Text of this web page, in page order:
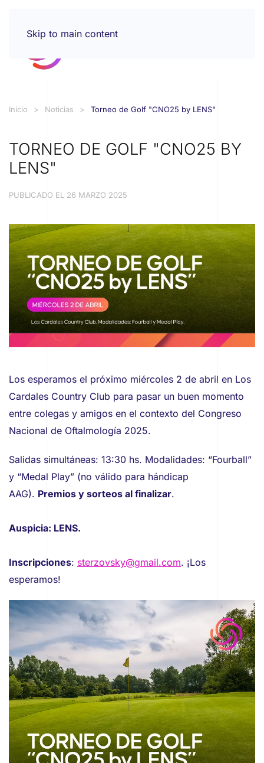
Skip to main content
Inicio Noticias Torneo de Golf "CNO25 by LENS"
TORNEO DE GOLF "CNO25 BY
LENS"
PUBLICADO EL 26 MARZO 2025
Los esperamos el próximo miércoles 2 de abril en Los
Cardales Country Club para pasar un buen momento
entre colegas y amigos en el contexto del Congreso
Nacional de Oftalmología 2025.
Salidas simultáneas: 13:30 hs. Modalidades: “Fourball”
y “Medal Play” (no válido para hándicap
AAG). Premios y sorteos al finalizar.
Auspicia: LENS.
Inscripciones: sterzovsky@gmail.com. ¡Los
esperamos!